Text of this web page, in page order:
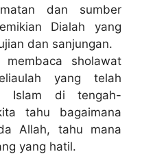
dan sumber
Dialah yang
dan sanjungan.
sholawat
yang telah
Islam di tengah-
tahu bagaimana
Allah, tahu mana
yang hatil.